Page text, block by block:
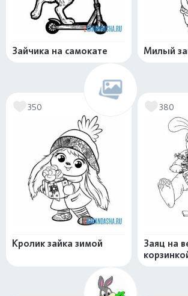
Зайчика на самокате Милый
350
Кролик зайка зимой
380
Заяц на